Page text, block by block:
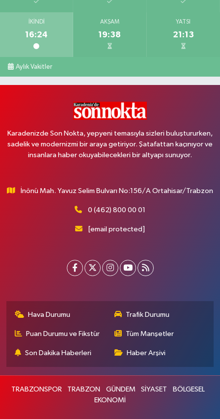
İKINDI
16:24
AKŞAM
19:38
YATSI
21:13
Aylık Vakitler
Karadenizde Son Nokta, yepyeni temasıyla sizleri buluştururken,
sadelik ve modernizmi bir araya getiriyor. Şatafattan kaçınıyor ve
insanlara haber okuyabilecekleri bir altyapı sunuyor.
İnönü Mah. Yavuz Selim Bulvarı No:156/A Ortahisar/Trabzon
0 (462) 800 00 01
[email protected]
Hava Durumu Trafik Durumu
Puan Durumu ve Fikstür Tüm Manşetler
Son Dakika Haberleri Haber Arşivi
TRABZONSPOR TRABZON GÜNDEM SİYASET
BÖLGESEL
EKONOMİ